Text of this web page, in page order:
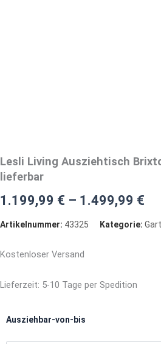
Lesli Living Ausziehtisch
lieferbar
1.199,99 € – 1.499,99 €
Artikelnummer: 43325 Kategorie:
Kostenloser Versand
Lieferzeit: 5-10 Tage per Spedition
Ausziehbar-von-bis
Living